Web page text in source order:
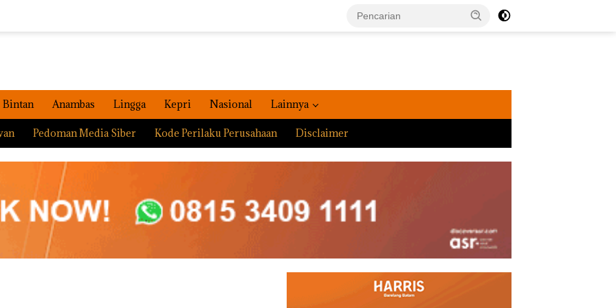
Bintan Anambas Lingga Kepri Nasional Lainnya
Pedoman Media Siber Kode Perilaku Perusahaan Disclaimer